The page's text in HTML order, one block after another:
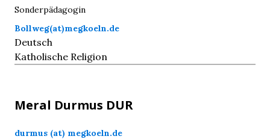
Sonderpädagogin
Bollweg(at)megkoeln.de
Deutsch
Katholische Religion
Meral Durmus DUR
durmus (at) megkoeln.de